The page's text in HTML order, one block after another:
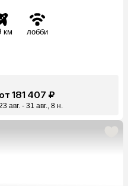
км лобби
от 181 407 ₽
авг. - 31 авг., 8 н.